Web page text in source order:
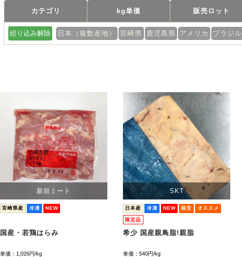
カテゴリ kg単価 販売ロット
絞り込み解除 日本（複数産地） 宮崎県 鹿児島県 アメリカ ブラジル
新垣ミート
宮崎県産 冷凍 NEW
国産・若鶏はらみ
単価：1,026円/kg
SKT
日本産 冷凍 NEW 格安 オススメ
限定品
希少 国産親鳥脂!親脂
単価：540円/kg